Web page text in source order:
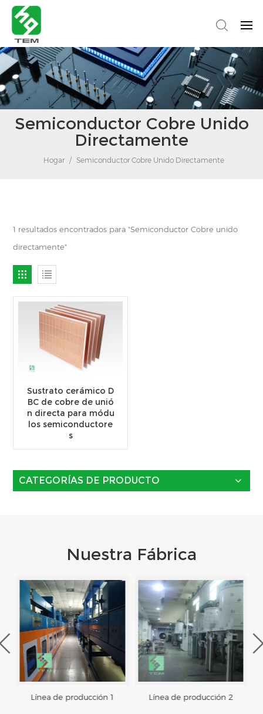
Semiconductor Cobre Unido
Directamente
Hogar / Semiconductor Cobre Unido Directamente
1 resultados encontrados para "Semiconductor Cobre unido
directamente"
Sustrato cerámico D
BC de cobre de unió
n directa para módu
los semiconductore
s
CATEGORÍAS DE PRODUCTO
Nuestra Fábrica
Línea de producción 1 Línea de producción 2